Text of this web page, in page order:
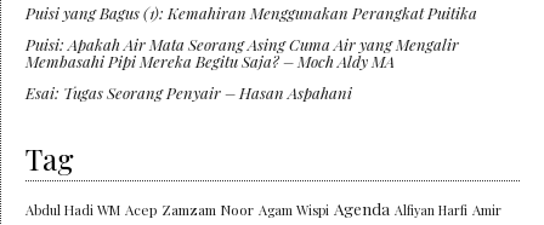
Puisi yang Bagus (1): Kemahiran Menggunakan Perangkat Puitika
Puisi: Apakah Air Mata Seorang Asing Cuma Air yang Mengalir
Membasahi Pipi Mereka Begitu Saja? – Moch Aldy MA
Esai: Tugas Seorang Penyair – Hasan Aspahani
Tag
Abdul Hadi WM Acep Zamzam Noor Agam Wispi Agenda Alfiyan Harfi Amir